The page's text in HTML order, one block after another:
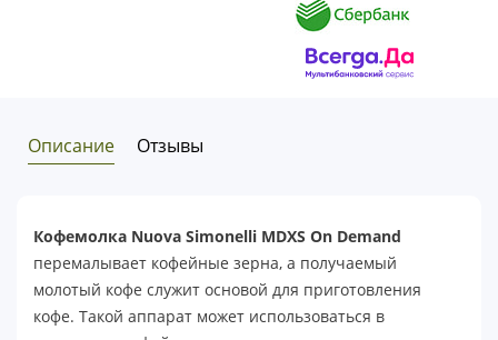
Описание Отзывы
Кофемолка Nuova Simonelli MDXS On Demand
перемалывает кофейные зерна, а получаемый
молотый кофе служит основой для приготовления
кофе. Такой аппарат может использоваться в